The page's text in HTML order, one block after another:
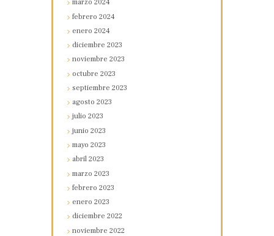
marzo2024
febrero2024
enero2024
diciembre2023
noviembre2023
octubre2023
septiembre2023
agosto2023
julio2023
junio2023
mayo2023
abril2023
marzo2023
febrero2023
enero2023
diciembre2022
noviembre2022